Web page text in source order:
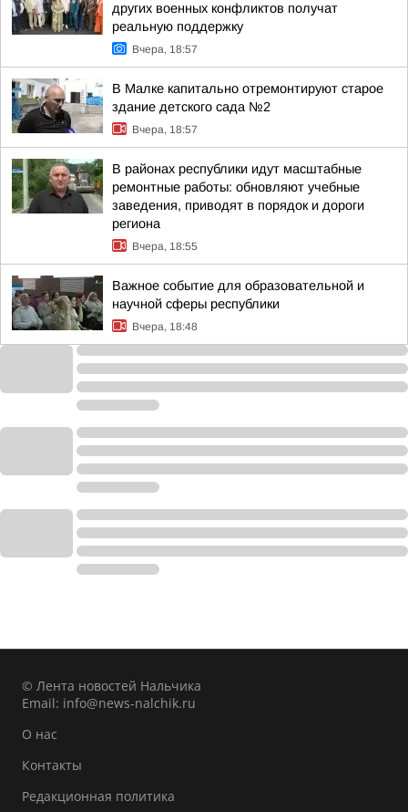
других военных конфликтов получат
реальную поддержку
Вчера, 18:57
В Малке капитально отремонтируют старое
здание детского сада №2
Вчера, 18:57
В районах республики идут масштабные
ремонтные работы: обновляют учебные
заведения, приводят в порядок и дороги
региона
Вчера, 18:55
Важное событие для образовательной и
научной сферы республики
Вчера, 18:48
© Лента новостей Нальчика
Email: info@news-nalchik.ru
О нас
Контакты
Редакционная политика